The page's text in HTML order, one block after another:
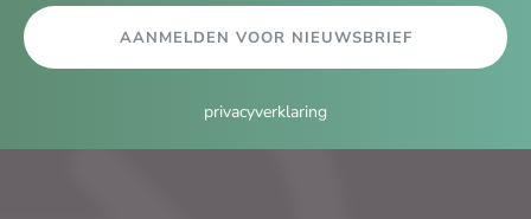
AANMELDEN VOOR NIEUWSBRIEF
privacyverklaring